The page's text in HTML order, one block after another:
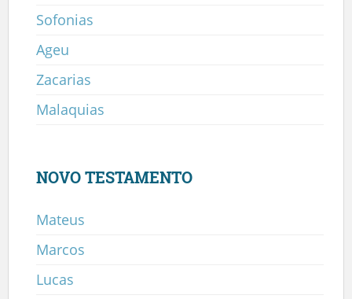
Sofonias
Ageu
Zacarias
Malaquias
NOVO TESTAMENTO
Mateus
Marcos
Lucas